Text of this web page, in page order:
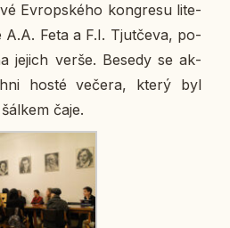
Ev­rop­ské­ho kon­gre­su li­te­
A.A. Feta a F.I. Tju­tče­va, po­
jejich verše. Besedy se ak­
hosté večera, který byl
čaje.